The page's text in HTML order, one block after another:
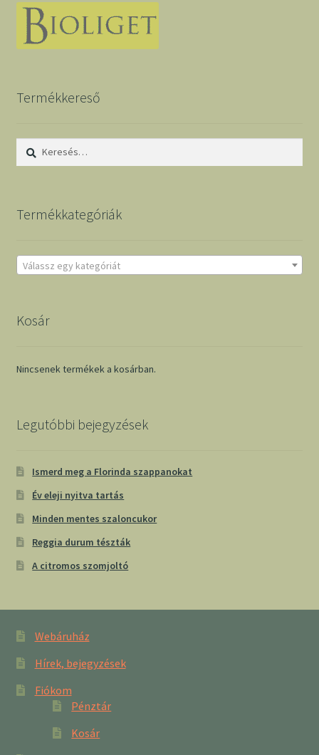
Termékkereső
Keresés:
Termékkategóriák
Válassz egy kategóriát
Kosár
Nincsenek termékek a kosárban.
Legutóbbi bejegyzések
Ismerd meg a Florinda szappanokat
Év eleji nyitva tartás
Minden mentes szaloncukor
Reggia durum tészták
A citromos szomjoltó
Webáruház
Hírek, bejegyzések
Fiókom
Pénztár
Kosár